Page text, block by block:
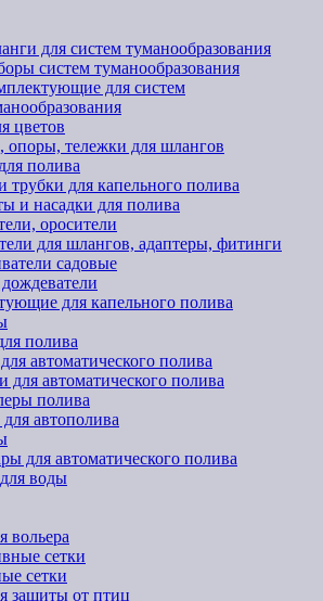
для систем туманообразования
систем туманообразования
для систем
цветов
опоры, тележки для шлангов
полива
для капельного полива
и насадки для полива
оросители
для шлангов, адаптеры, фитинги
садовые
для капельного полива
полива
автоматического полива
для автоматического полива
полива
автополива
для автоматического полива
воды
вольера
сетки
сетки
защиты от птиц